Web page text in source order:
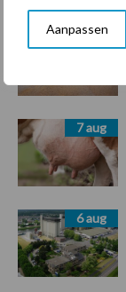
Aanpassen
Sidebar
7 aug
7 aug
6 aug